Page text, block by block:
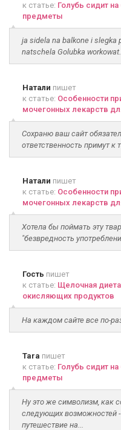
к статье: Голубь сидит
предметы
ja sidela na balkone i
natschela Golubka
Натали пишет
к статье: Особенности
мочегонных лекарств
Сохраню ваш сайт
ответственность примут к
Натали пишет
к статье: Особенности
мочегонных лекарств
Хотела бы поймать эту
"безвредность
Гость пишет
к статье: Щелочная
окисляющих продуктов
На каждом сайте все по-
Tara пишет
к статье: Голубь сидит
предметы
Ну это же символизм, как
следующих возможностей
путешествие на...